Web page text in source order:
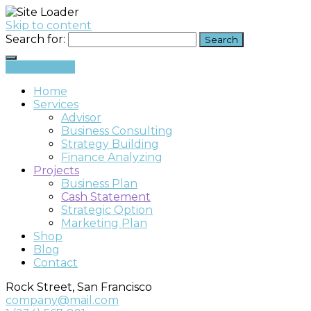
Skip to content
Search for:
Home
Services
Advisor
Business Consulting
Strategy Building
Finance Analyzing
Projects
Business Plan
Cash Statement
Strategic Option
Marketing Plan
Shop
Blog
Contact
Rock Street, San Francisco
company@mail.com